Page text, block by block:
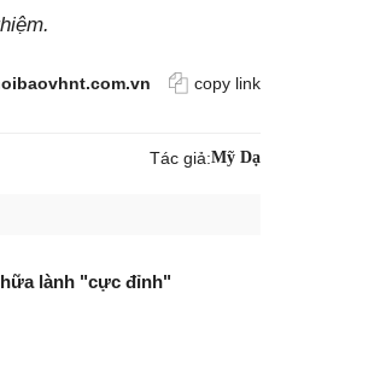
copy link
Tác giả:Mỹ Dạ
lành "cực đỉnh"